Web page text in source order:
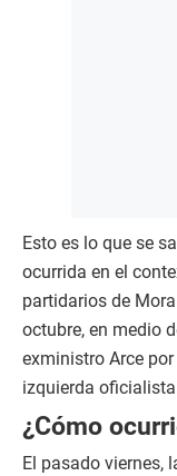
Esto es lo que se
ocurrida en el
partidarios de
octubre, en medio
exministro Arce
izquierda
¿Cómo
El pasado viernes,